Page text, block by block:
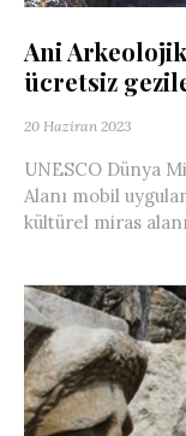
Ani
ücretsiz
20 Haziran 2023
UNESCO Dünya
Alanı mobil
kültürel miras